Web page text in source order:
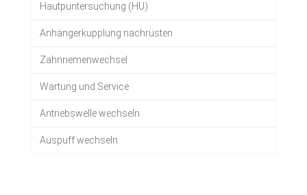
Hautpuntersuchung (HU)
Anhängerkupplung nachrüsten
Zahnriemenwechsel
Wartung und Service
Antriebswelle wechseln
Auspuff wechseln